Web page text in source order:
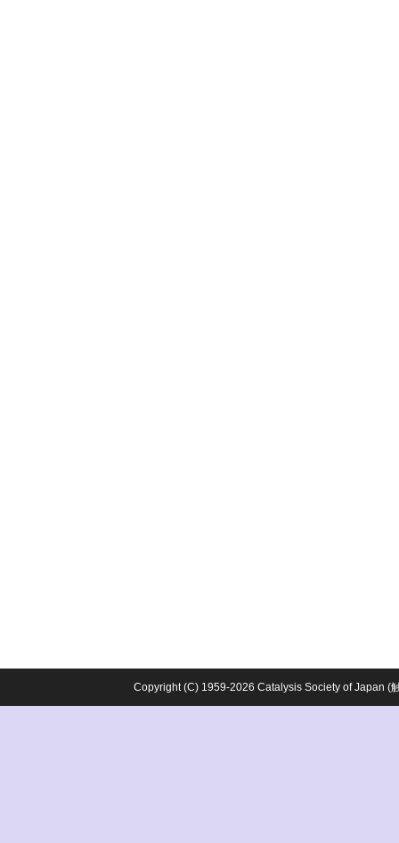
Copyright (C) 1959-2026 Catalysis Society of Japan (